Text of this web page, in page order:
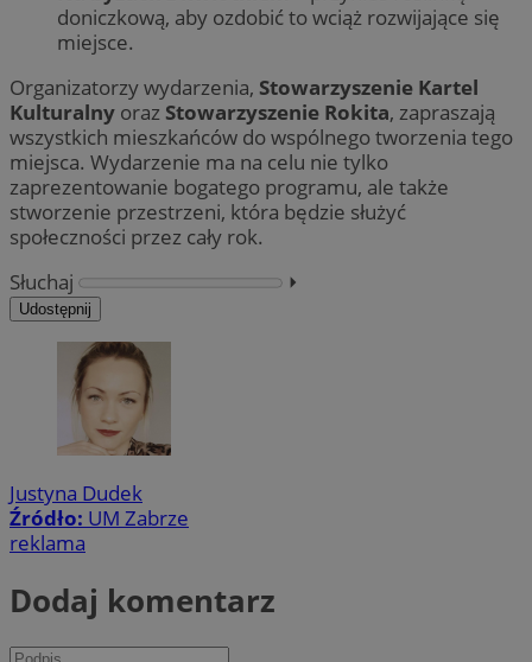
doniczkową, aby ozdobić to wciąż rozwijające się
miejsce.
Organizatorzy wydarzenia, Stowarzyszenie Kartel
Kulturalny oraz Stowarzyszenie Rokita, zapraszają
wszystkich mieszkańców do wspólnego tworzenia tego
miejsca. Wydarzenie ma na celu nie tylko
zaprezentowanie bogatego programu, ale także
stworzenie przestrzeni, która będzie służyć
społeczności przez cały rok.
Słuchaj
⏵︎
Udostępnij
Justyna Dudek
Źródło: UM Zabrze
reklama
Dodaj komentarz